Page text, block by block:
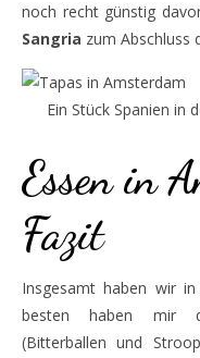
noch recht günstig
Sangria zum Abschluss
Ein Stück Spanien in
Essen in
Fazit
Insgesamt haben wir
besten haben mir
(Bitterballen und